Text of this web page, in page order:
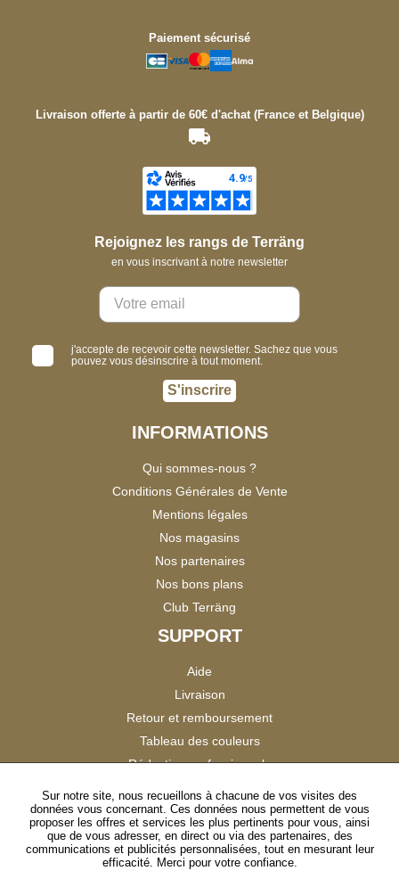
Paiement sécurisé
Livraison offerte à partir de 60€ d'achat (France et Belgique)
Rejoignez les rangs de Terräng
en vous inscrivant à notre newsletter
j'accepte de recevoir cette newsletter. Sachez que vous
pouvez vous désinscrire à tout moment.
S'inscrire
INFORMATIONS
Qui sommes-nous ?
Conditions Générales de Vente
Mentions légales
Nos magasins
Nos partenaires
Nos bons plans
Club Terräng
SUPPORT
Aide
Livraison
Retour et remboursement
Tableau des couleurs
Réduction professionnels
Satisfaction Clients
SUIVEZ-NOUS
Sur notre site, nous recueillons à chacune de vos visites des
données vous concernant. Ces données nous permettent de vous
proposer les offres et services les plus pertinents pour vous, ainsi
que de vous adresser, en direct ou via des partenaires, des
communications et publicités personnalisées, tout en mesurant leur
efficacité. Merci pour votre confiance.